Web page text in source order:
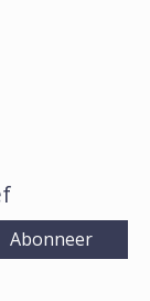
Abonneer